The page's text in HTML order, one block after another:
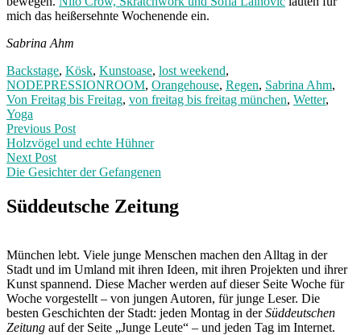
mich das heißersehnte Wochenende ein.
Sabrina Ahm
Backstage, Kösk, Kunstoase, lost weekend,
NODEPRESSIONROOM, Orangehouse, Regen, Sabrina Ahm,
Von Freitag bis Freitag, von freitag bis freitag münchen, Wetter,
Yoga
Post
navigation
Previous PostPrevious
post:
Holzvögel und echte Hühner
Next Post
Die Gesichter der Gefangenen
Post:
Süddeutsche Zeitung
München lebt. Viele junge Menschen machen den Alltag in der
Stadt und im Umland mit ihren Ideen, mit ihren Projekten und ihrer
Kunst spannend. Diese Macher werden auf dieser Seite Woche für
Woche vorgestellt – von jungen Autoren, für junge Leser. Die
besten Geschichten der Stadt: jeden Montag in derSüddeutschen
Zeitung auf der Seite „Junge Leute“ – und jeden Tag im Internet.